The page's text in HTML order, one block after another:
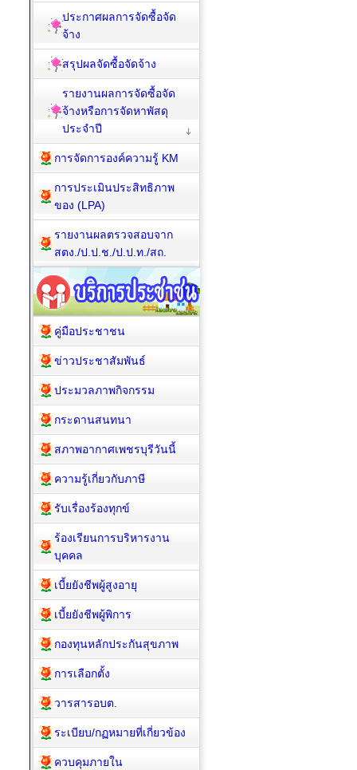
ประกาศผลการจัดซื้อจัด
จ้าง
สรุปผลจัดซื้อจัดจ้าง
รายงานผลการจัดซื้อจัด
จ้างหรือการจัดหาพัสดุ
ประจำปี
การจัดการองค์ความรู้ KM
การประเมินประสิทธิภาพ
ของ (LPA)
รายงานผลตรวจสอบจาก
สตง./ป.ป.ช./ป.ป.ท./สถ.
คู่มือประชาชน
ข่าวประชาสัมพันธ์
ประมวลภาพกิจกรรม
กระดานสนทนา
สภาพอากาศเพชรบุรีวันนี้
ความรู้เกี่ยวกับภาษี
รับเรื่องร้องทุกข์
ร้องเรียนการบริหารงาน
บุคคล
เบี้ยยังชีพผู้สูงอายุ
เบี้ยยังชีพผู้พิการ
กองทุนหลักประกันสุขภาพ
การเลือกตั้ง
วารสารอบต.
ระเบียบ/กฏหมายที่เกี่ยวข้อง
ควบคุมภายใน